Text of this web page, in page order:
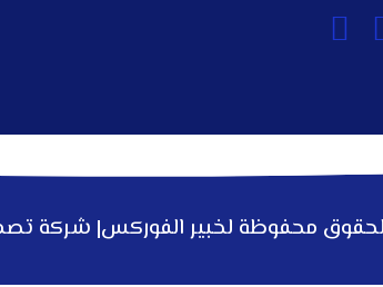
محفوظة لخبير الفوركس| شركة